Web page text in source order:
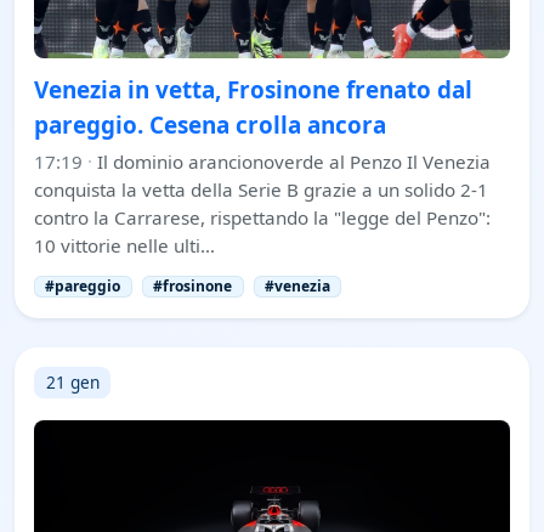
Venezia in vetta, Frosinone frenato dal
pareggio. Cesena crolla ancora
17:19 · Il dominio arancionoverde al Penzo Il Venezia
conquista la vetta della Serie B grazie a un solido 2-1
contro la Carrarese, rispettando la "legge del Penzo":
10 vittorie nelle ulti…
#pareggio #frosinone #venezia
21 gen